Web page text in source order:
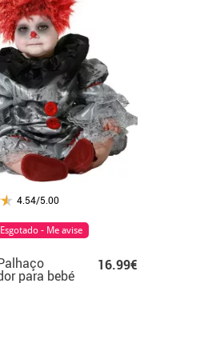
4.54/5.00
para bebé
16.99€
Esgotado - Me avise